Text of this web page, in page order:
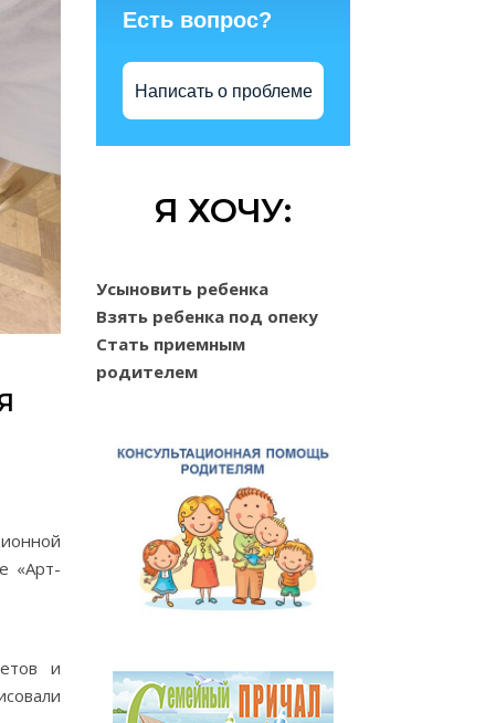
«Арт-
и
Есть вопрос?
Написать о проблеме
Я ХОЧУ:
Усыновить ребенка
Взять ребенка под опеку
Стать приемным
родителем